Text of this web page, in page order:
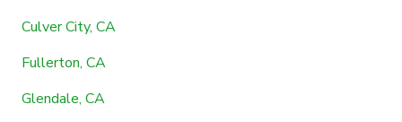
Culver City, CA
Fullerton, CA
Glendale, CA